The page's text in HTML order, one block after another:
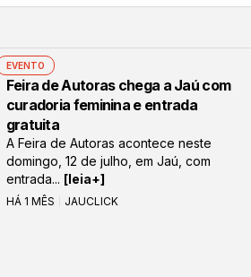
EVENTO
Feira de Autoras chega a Jaú com
curadoria feminina e entrada
gratuita
A Feira de Autoras acontece neste
domingo, 12 de julho, em Jaú, com
entrada... [leia+]
HÁ 1 MÊS JAUCLICK